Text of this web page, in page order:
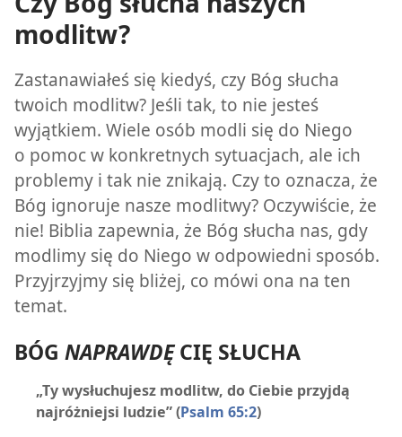
modlitw?
Zastanawiałeś się kiedyś, czy Bóg słucha
twoich modlitw? Jeśli tak, to nie jesteś
wyjątkiem. Wiele osób modli się do Niego
o pomoc w konkretnych sytuacjach, ale ich
problemy i tak nie znikają. Czy to oznacza, że
Bóg ignoruje nasze modlitwy? Oczywiście, że
nie! Biblia zapewnia, że Bóg słucha nas, gdy
modlimy się do Niego w odpowiedni sposób.
Przyjrzyjmy się bliżej, co mówi ona na ten
temat.
BÓG NAPRAWDĘCIĘ SŁUCHA
„Ty wysłuchujesz modlitw, do Ciebie przyjdą
najróżniejsi ludzie” (Psalm 65:2)